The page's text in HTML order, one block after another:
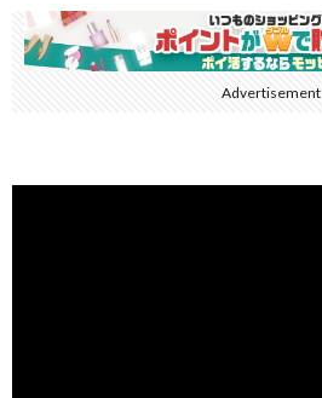
Advertisement